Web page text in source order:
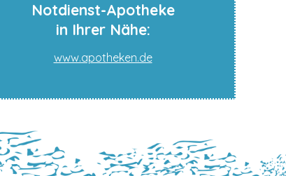
Notdienst-Apotheke
in Ihrer Nähe:
www.apotheken.de